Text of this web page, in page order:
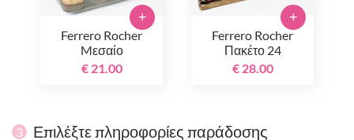
Ferrero Rocher
Mεσαίο
€ 21.00
+
Ferrero Rocher
Πακέτο 24
τεμαχίων
€ 28.00
+
3 Επιλέξτε πληροφορίες παράδοσης